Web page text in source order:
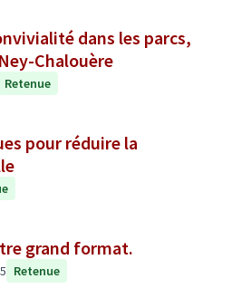
dans les parcs,
Chalouère
Retenue
pour réduire la
grand format.
5 Retenue